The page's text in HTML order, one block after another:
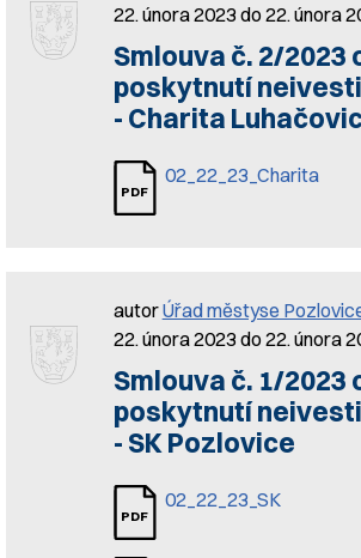
22. února 2023 do 22. února
Smlouva č. 2/2023
poskytnutí
- Charita
02_22_23_Charita
autorÚřad městyse
22. února 2023 do 22. února
Smlouva č. 1/2023
poskytnutí
- SK Pozlovice
02_22_23_SK